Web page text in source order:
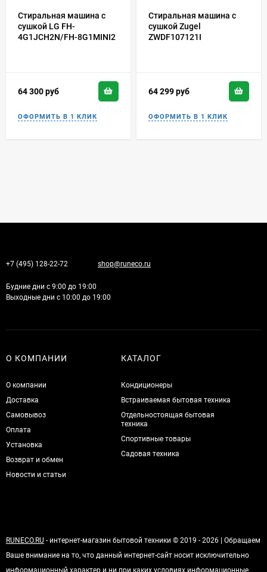
Стиральная машина с
сушкой LG FH-
4G1JCH2N/FH-8G1MINI2
64 300руб
Стиральная машина с
сушкой Zugel
ZWDF107121I
64 299руб
+7 (495) 128-22-72 shop@runeco.ru
Будние дни с 9:00 до 19:00
Выходные дни с 10:00 до 19:00
О КОМПАНИИ
О компании
Доставка
Самовывоз
Оплата
Установка
Возврат и обмен
Новости и статьи
КАТАЛОГ
Кондиционеры
Встраиваемая бытовая техника
Отдельностоящая бытовая
техника
Спортивные товары
Садовая техника
RUNECO.RU - интернет-магазин бытовой техники © 2019 - 2026 | Обращаем
Ваше внимание на то, что данный интернет-сайт носит исключительно